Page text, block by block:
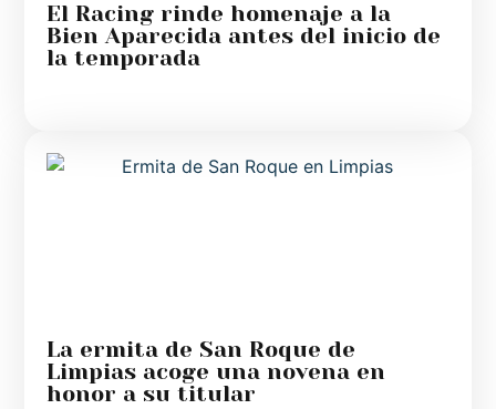
El Racing rinde homenaje a la
Bien Aparecida antes del inicio de
la temporada
La ermita de San Roque de
Limpias acoge una novena en
honor a su titular